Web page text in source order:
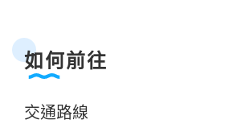
如何前往
交通路線